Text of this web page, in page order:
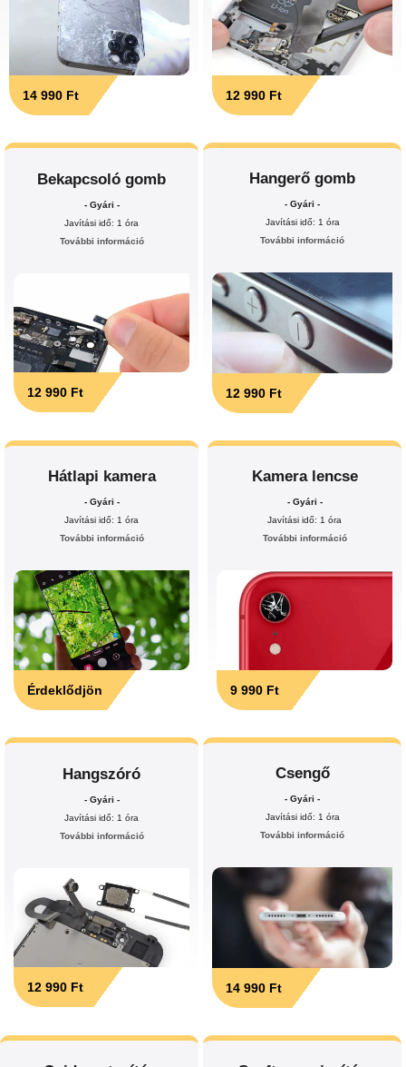
14 990 Ft 12 990 Ft
Bekapcsoló gomb
- Gyári -
Javítási idő: 1 óra
További információ
12 990 Ft
Hangerő gomb
- Gyári -
Javítási idő: 1 óra
További információ
12 990 Ft
Hátlapi kamera
- Gyári -
Javítási idő: 1 óra
További információ
Érdeklődjön
Kamera lencse
- Gyári -
Javítási idő: 1 óra
További információ
9 990 Ft
Hangszóró
- Gyári -
Javítási idő: 1 óra
További információ
12 990 Ft
Csengő
- Gyári -
Javítási idő: 1 óra
További információ
14 990 Ft